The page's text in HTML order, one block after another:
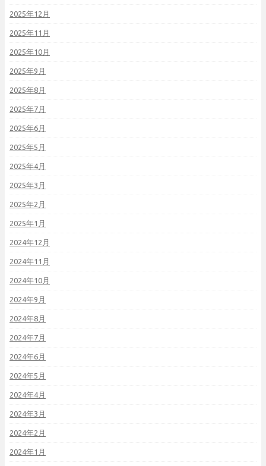
2025年12月
2025年11月
2025年10月
2025年9月
2025年8月
2025年7月
2025年6月
2025年5月
2025年4月
2025年3月
2025年2月
2025年1月
2024年12月
2024年11月
2024年10月
2024年9月
2024年8月
2024年7月
2024年6月
2024年5月
2024年4月
2024年3月
2024年2月
2024年1月